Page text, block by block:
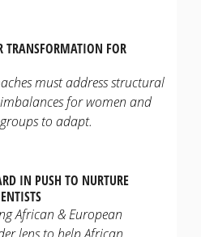
TRANSFORMATION FOR
must address structural
for women and
to adapt.
IN PUSH TO NURTURE
African & European